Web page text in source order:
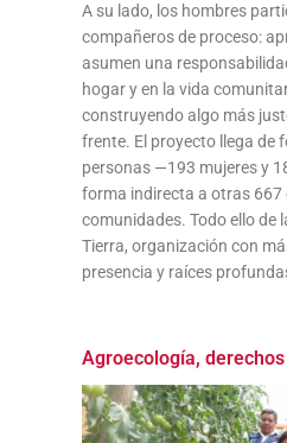
A su lado, los hombres
compañeros de proceso:
asumen una
hogar y en la vida
construyendo algo más
frente. El proyecto llega de
personas —193 mujeres y
forma indirecta a otras 667
comunidades. Todo ello de
Tierra, organización con
presencia y raíces
Agroecología,